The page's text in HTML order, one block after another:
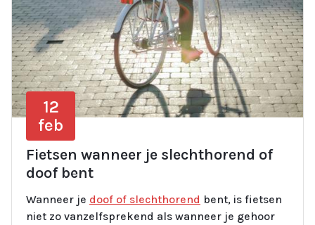
12
feb
Fietsen wanneer je slechthorend of
doof bent
Wanneer je doof of slechthorend bent, is fietsen
niet zo vanzelfsprekend als wanneer je gehoor